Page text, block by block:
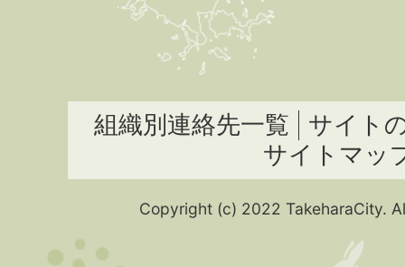
組織別連絡先一覧
サイト
サイトマッ
Copyright (c) 2022 TakeharaCity.